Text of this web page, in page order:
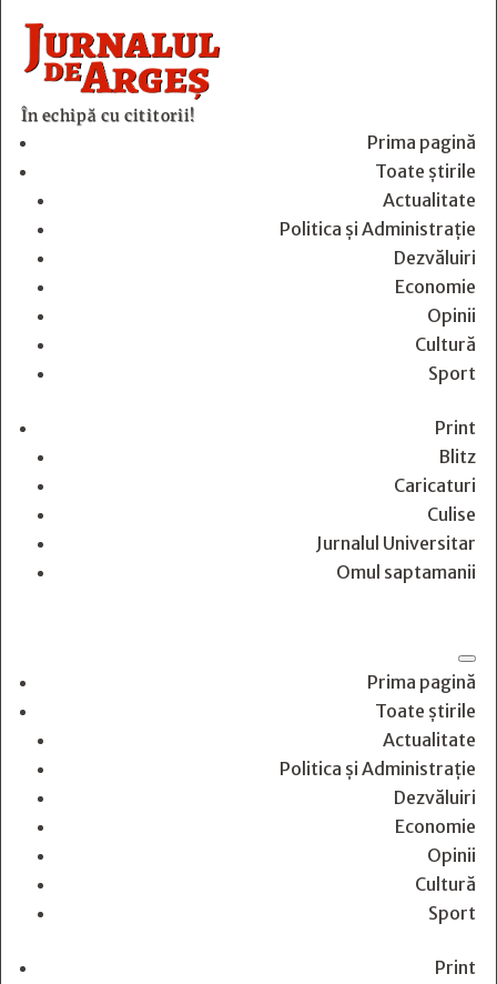
În echipă cu cititorii!
Prima pagină
Toate știrile
Actualitate
Politica și Administrație
Dezvăluiri
Economie
Opinii
Cultură
Sport
Print
Blitz
Caricaturi
Culise
Jurnalul Universitar
Omul saptamanii
Prima pagină
Toate știrile
Actualitate
Politica și Administrație
Dezvăluiri
Economie
Opinii
Cultură
Sport
Print